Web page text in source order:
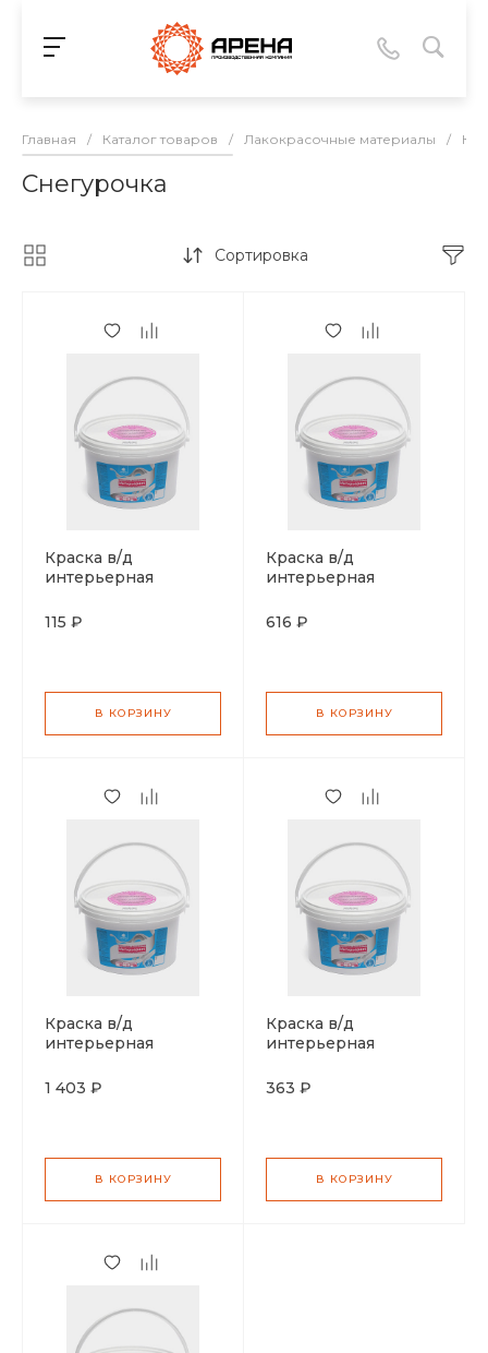
Главная / Каталог товаров / Лакокрасочные материалы /
Снегурочка
Сортировка
Краска в/д
интерьерная
белоснежная 1кг
115 ₽
В КОРЗИНУ
Краска в/д
интерьерная
белоснежная 6кг
616 ₽
В КОРЗИНУ
Краска в/д
интерьерная
белоснежная 14кг
1 403 ₽
В КОРЗИНУ
Краска в/д
интерьерная
белоснежная 3,5кг
363 ₽
В КОРЗИНУ